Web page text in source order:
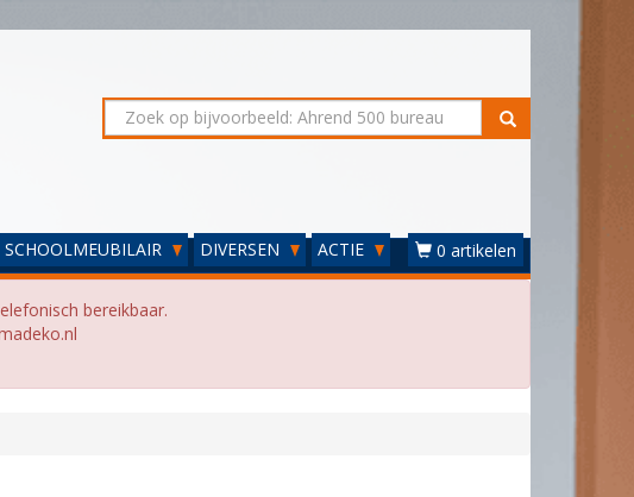
SCHOOLMEUBILAIR DIVERSEN ACTIE 0 artikelen
bereikbaar.